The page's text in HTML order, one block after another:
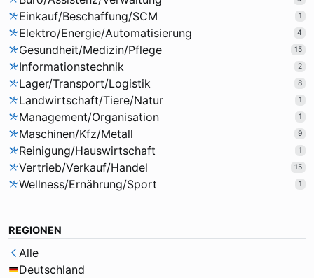
Einkauf/Beschaffung/SCM 1
Elektro/Energie/Automatisierung 4
Gesundheit/Medizin/Pflege 15
Informationstechnik 2
Lager/Transport/Logistik 8
Landwirtschaft/Tiere/Natur 1
Management/Organisation 1
Maschinen/Kfz/Metall 9
Reinigung/Hauswirtschaft 1
Vertrieb/Verkauf/Handel 15
Wellness/Ernährung/Sport 1
REGIONEN
Alle
Deutschland